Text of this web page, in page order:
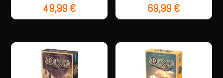
49,99 € 69,99 €